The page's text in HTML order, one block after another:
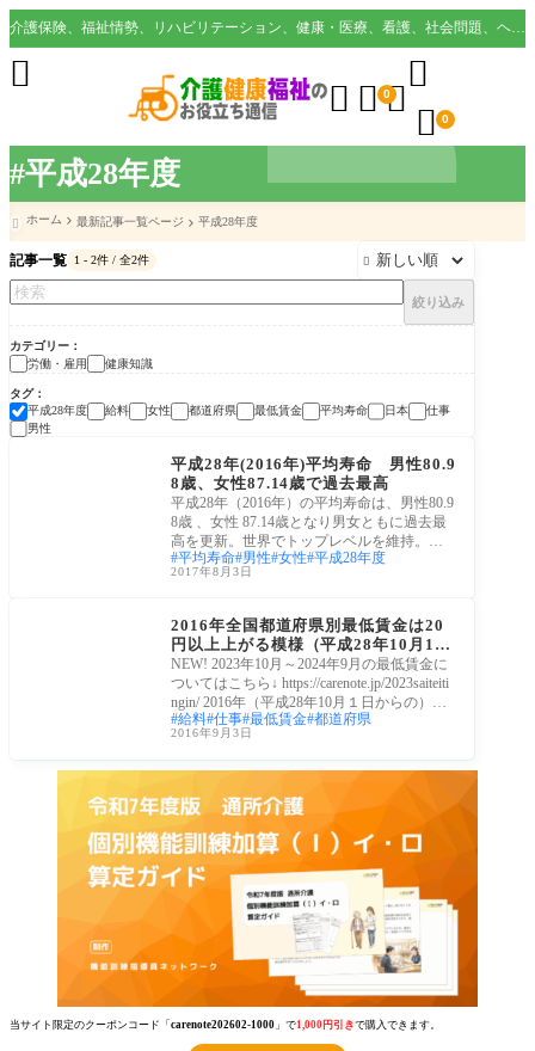
#平成28年度
介護保険、福祉情勢、リハビリテーション、健康・医療、看護、社会問題、ヘルスケア業界など様々な切り口から役立つ情報を配信。
  0

 0

 ホーム 最新記事一覧ページ 平成28年度
記事一覧 1 - 2件 / 全2件 
絞り込み
カテゴリー
労働・雇用
健康知識
タグ
平成28年度
給料 女性 都道府県 最低賃金 平均寿命 日本
仕事
男性
平成28年(2016年)平均寿命 男性80.9
8歳、女性87.14歳で過去最高
平成28年（2016年）の平均寿命は、男性80.9
8歳 、女性 87.14歳となり男女ともに過去最
高を更新。世界でトップレベルを維持。死
因は…
平均寿命 男性 女性 平成28年度
2017年8月3日
2016年全国都道府県別最低賃金は20
円以上上がる模様（平成28年10月1日
から）
NEW! 2023年10月～2024年9月の最低賃金に
ついてはこちら↓ https://carenote.jp/2023saiteiti
ngin/ 2016年（平成28年10月１日からの）全
国都道府県別最
給料 仕事 最低賃金 都道府県
2016年9月3日
当サイト限定のクーポンコード「 carenote202602-1000 」で1,000円引きで購入できます。